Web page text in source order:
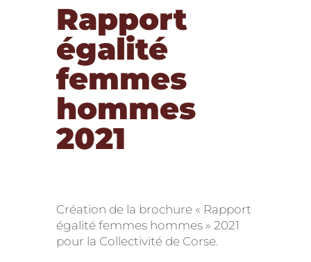
Rapport
égalité
femmes
hommes
2021
Création de la brochure « Rapport
égalité femmes hommes » 2021
pour la Collectivité de Corse.